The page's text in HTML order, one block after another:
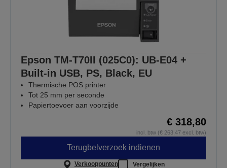
Epson TM-T70II (025C0): UB-E04 +
Built-in USB, PS, Black, EU
Thermische POS printer
Tot 25 mm per seconde
Papiertoevoer aan voorzijde
€ 318,80
incl. btw (€ 263,47 excl. btw)
Terugbelverzoek indienen
Verkooppunten Vergelijken